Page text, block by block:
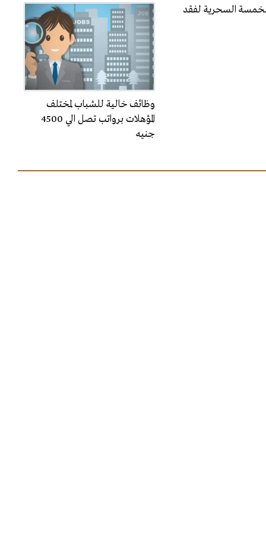
السحرية لفقد
وظائف خالية للشباب لمختلف
المؤهلات برواتب تصل الي 4500
جنيه